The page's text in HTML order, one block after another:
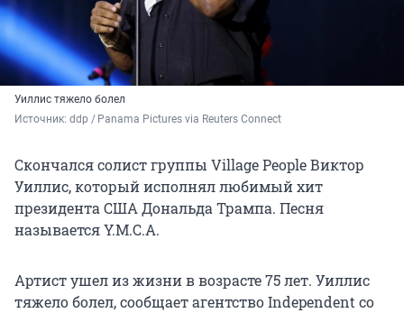
Уиллис тяжело болел
Источник: ddp / Panama Pictures via Reuters Connect
Скончался солист группы Village People Виктор
Уиллис, который исполнял любимый хит
президента США Дональда Трампа. Песня
называется Y.M.C.A.
Артист ушел из жизни в возрасте 75 лет. Уиллис
тяжело болел, сообщает агентство Independent со